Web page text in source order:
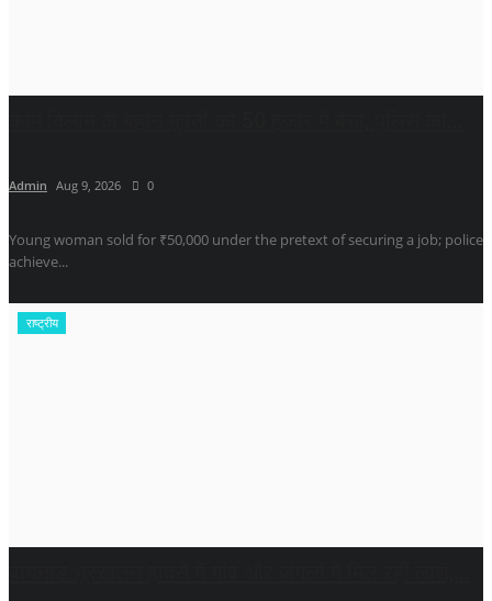
Admin Aug 9, 2026 0
Young woman sold for ₹50,000 under the pretext of securing a job; police
achieve...
राष्ट्रीय